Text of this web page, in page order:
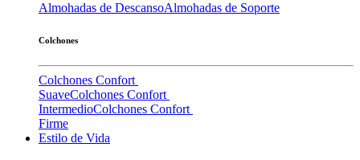
Almohadas de DescansoAlmohadas de Soporte
Colchones
Colchones Confort
SuaveColchones Confort
IntermedioColchones Confort
Firme
Estilo de Vida